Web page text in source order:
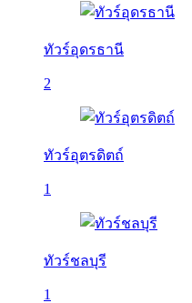
ทัวร์อุดรธานี
2
ทัวร์อุตรดิตถ์
1
ทัวร์ชลบุรี
1